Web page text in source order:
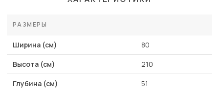
РАЗМЕРЫ
Ширина (см) 80
Высота (см) 210
Глубина (см) 51